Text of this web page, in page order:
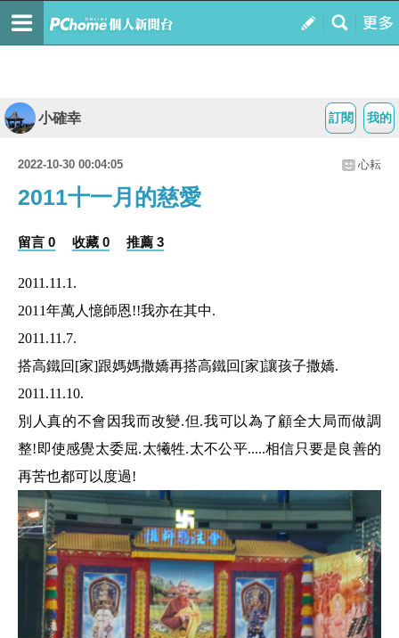
我的
訂閱
小確幸
2022-10-30 00:04:05 心耘
2011十一月的慈愛
留言 0 收藏 0 推薦 3
2011.11.1.
2011年萬人憶師恩!!我亦在其中.
2011.11.7.
搭高鐵回[家]跟媽媽撒嬌再搭高鐵回[家]讓孩子撒嬌.
2011.11.10.
別人真的不會因我而改變.但.我可以為了顧全大局而做調
整!即使感覺太委屈.太犧牲.太不公平.....相信只要是良善的
再苦也都可以度過!